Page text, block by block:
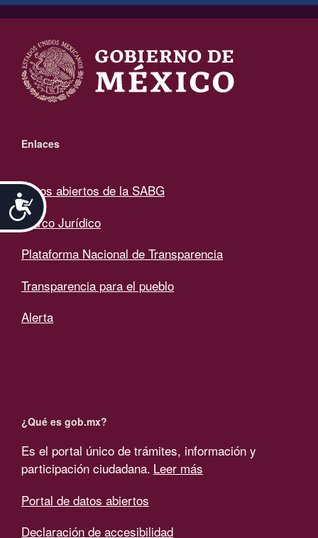
Accesibilidad
.
Enlaces
Datos abiertos de la SABG
Marco Jurídico
Plataforma Nacional de Transparencia
Transparencia para el pueblo
Alerta
¿Qué es gob.mx?
Es el portal único de trámites, información y
participación ciudadana. Leer más
Portal de datos abiertos
Declaración de accesibilidad